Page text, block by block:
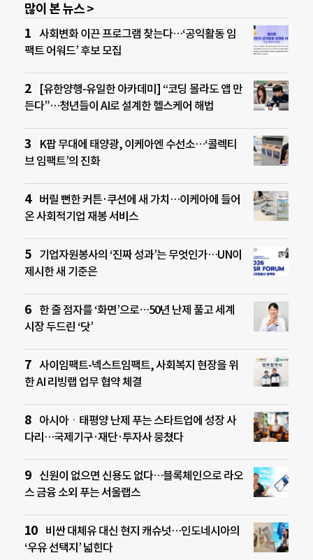
많이 본 뉴스 >
사회변화 이끈 프로그램 찾는다…‘공익활동 임
팩트 어워드’ 후보 모집
[유한양행-유일한 아카데미] “코딩 몰라도 앱 만
든다”…청년들이 AI로 설계한 헬스케어 해법
K팝 무대에 태양광, 이케아엔 수선소…‘콜렉티
브 임팩트’의 진화
버릴 뻔한 커튼·쿠션에 새 가치…이케아에 들어
온 사회적기업 재봉 서비스
기업자원봉사의 ‘진짜 성과’는 무엇인가…UN이
제시한 새 기준은
한 줄 점자를 ‘화면’으로…50년 난제 풀고 세계
시장 두드린 ‘닷’
사이임팩트-넥스트임팩트, 사회복지 현장을 위
한 AI 리빙랩 업무 협약 체결
아시아ㆍ태평양 난제 푸는 스타트업에 성장 사
다리…국제기구·재단·투자사 뭉쳤다
신원이 없으면 신용도 없다…블록체인으로 라오
스 금융 소외 푸는 서울랩스
비싼 대체유 대신 현지 캐슈넛…인도네시아의
‘우유 선택지’ 넓힌다